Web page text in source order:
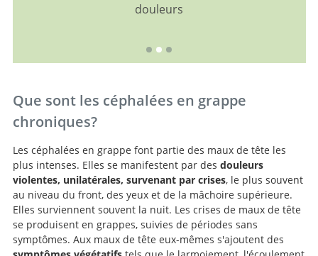
douleurs
Que sont les céphalées en grappe
chroniques?
Les céphalées en grappe font partie des maux de tête les
plus intenses. Elles se manifestent par des douleurs
violentes, unilatérales, survenant par crises, le plus souvent
au niveau du front, des yeux et de la mâchoire supérieure.
Elles surviennent souvent la nuit. Les crises de maux de tête
se produisent en grappes, suivies de périodes sans
symptômes. Aux maux de tête eux-mêmes s'ajoutent des